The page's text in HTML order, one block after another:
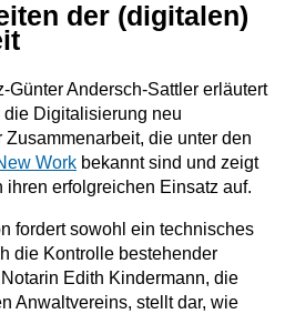
der (digitalen)
Andersch-Sattler erläutert
Digitalisierung neu
die unter den
Work bekannt sind und zeigt
erfolgreichen Einsatz auf.
fordert sowohl ein technisches
die Kontrolle bestehender
Edith Kindermann, die
Anwaltvereins, stellt dar, wie